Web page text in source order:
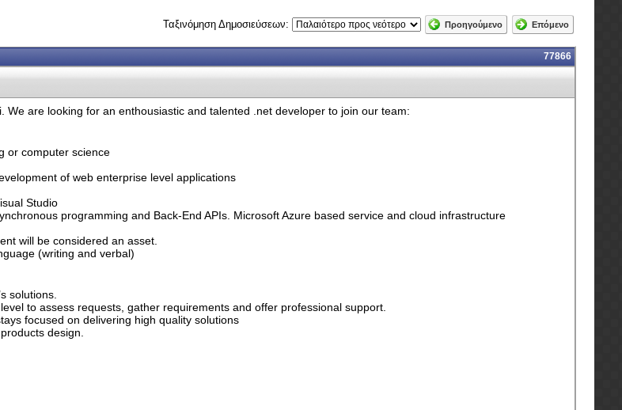
Ταξινόμηση Δημοσιεύσεων: Προηγούμενο Επόμενο
77866
We are looking for an enthousiastic and talented .net developer to join our team:
or computer science
of web enterprise level applications
Studio
programming and Back-End APIs. Microsoft Azure based service and cloud infrastructure
will be considered an asset.
(writing and verbal)
solutions.
to assess requests, gather requirements and offer professional support.
focused on delivering high quality solutions
design.